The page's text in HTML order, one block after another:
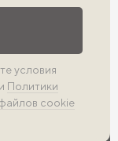
условия
и Политики
cookie